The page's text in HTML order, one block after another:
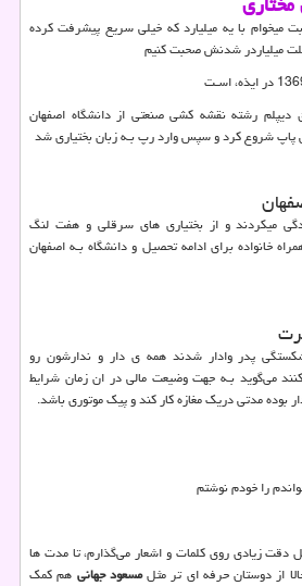
میخوام با یه میلیارد که خیلی سریع پیشرفت کرده
میلیاردر شدنش صحبت کنیم
دیپلم رشته نقشه کشی صنعتی از دانشگاه اصفهان
پاپ شروع کرد و سپس وارد رپ بـه زبان بختیاری شد
میکردند و از بختیاری هاي‌ سرقلی و هفت لنگ
خانواده برای ادامه تحصیل و دانشگاه بـه اصفهان
پدر وادار شدند همه ی دار و ندارشون رو
می‌گوید بـه جهت وضیعت مالی در ان زمان شرایط
بوده مدتی دریک مغازه کار کند و پیک موتوری باشد.
را خودم نوشتم
زیادی روی کلمات و اشعار می‌گذارم، تا مدت ها
از دوستان حرفه اي تر مثلمسعود جهانی هم کمک